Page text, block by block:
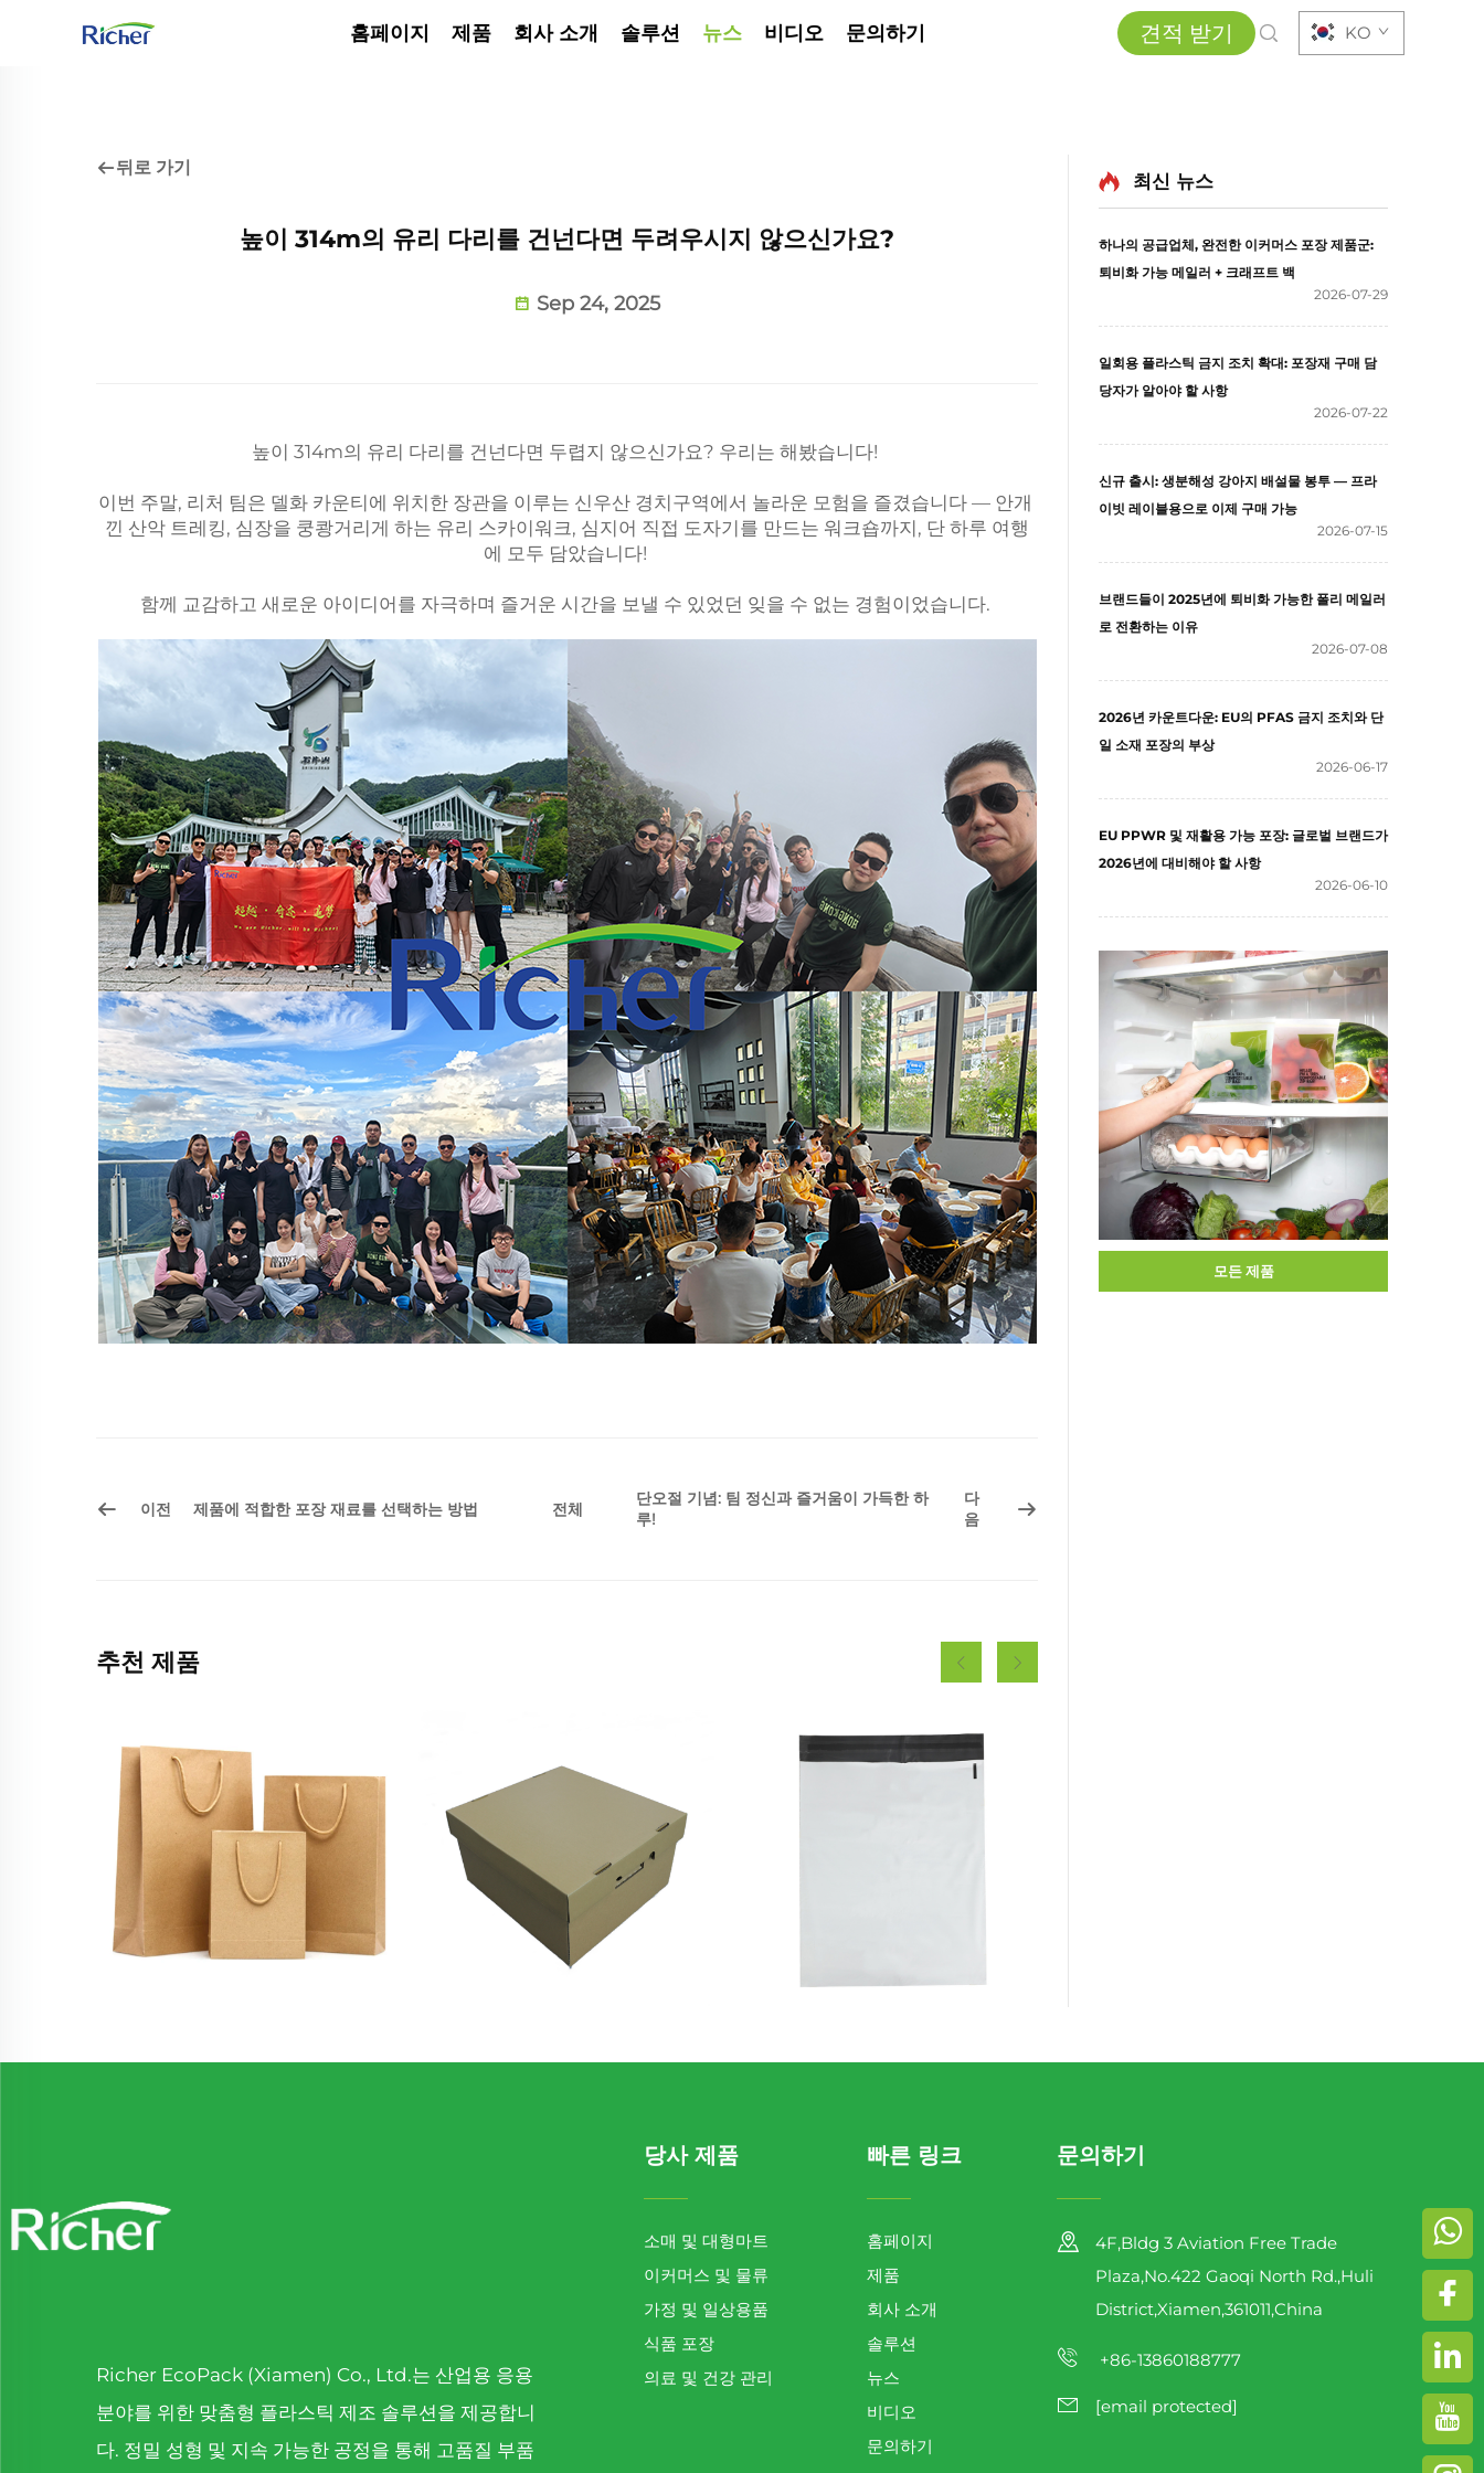
홈페이지 제품 회사 소개 솔루션 뉴스 비디오 문의하기 견적 받기 KO
뒤로 가기
높이 314m의 유리 다리를 건넌다면 두려우시지 않으신가요?
Sep 24, 2025
높이 314m의 유리 다리를 건넌다면 두렵지 않으신가요? 우리는 해봤습니다!
이번 주말, 리처 팀은 델화 카운티에 위치한 장관을 이루는 신우산 경치구역에서 놀라운 모험을 즐겼습니다 — 안개
낀 산악 트레킹, 심장을 쿵쾅거리게 하는 유리 스카이워크, 심지어 직접 도자기를 만드는 워크숍까지, 단 하루 여행
에 모두 담았습니다!
함께 교감하고 새로운 아이디어를 자극하며 즐거운 시간을 보낼 수 있었던 잊을 수 없는 경험이었습니다.
이전 제품에 적합한 포장 재료를 선택하는 방법 전체
단오절 기념: 팀 정신과 즐거움이 가득한 하
루!
다
음
추천 제품
최신 뉴스
하나의 공급업체, 완전한 이커머스 포장 제품군:
퇴비화 가능 메일러 + 크래프트 백
2026-07-29
일회용 플라스틱 금지 조치 확대: 포장재 구매 담
당자가 알아야 할 사항
2026-07-22
신규 출시: 생분해성 강아지 배설물 봉투 — 프라
이빗 레이블용으로 이제 구매 가능
2026-07-15
브랜드들이 2025년에 퇴비화 가능한 폴리 메일러
로 전환하는 이유
2026-07-08
2026년 카운트다운: EU의 PFAS 금지 조치와 단
일 소재 포장의 부상
2026-06-17
EU PPWR 및 재활용 가능 포장: 글로벌 브랜드가
2026년에 대비해야 할 사항
2026-06-10
모든 제품
Richer EcoPack (Xiamen) Co., Ltd.는 산업용 응용
분야를 위한 맞춤형 플라스틱 제조 솔루션을 제공합니
다. 정밀 성형 및 지속 가능한 공정을 통해 고품질 부품
당사 제품
소매 및 대형마트
이커머스 및 물류
가정 및 일상용품
식품 포장
의료 및 건강 관리
빠른 링크
홈페이지
제품
회사 소개
솔루션
뉴스
비디오
문의하기
문의하기
4F,Bldg 3 Aviation Free Trade
Plaza,No.422 Gaoqi North Rd.,Huli
District,Xiamen,361011,China
+86-13860188777
[email protected]